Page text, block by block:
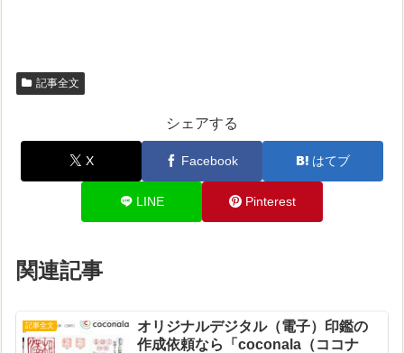
記事全文
シェアする
X Facebook はてブ
LINE Pinterest
関連記事
記事全文
オリジナルデジタル（電子）印鑑の
作成依頼なら「coconala（ココナ